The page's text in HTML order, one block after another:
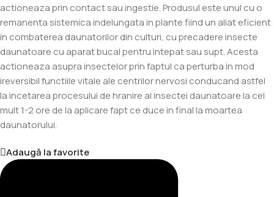
actioneaza prin contact sau ingestie. Produsul este unul cu o
remanenta sistemica indelungata in plante fiind un aliat eficient
in combaterea daunatorilor din culturi, cu precadere insecte
daunatoare cu aparat bucal pentru intepat sau supt. Acesta
actioneaza asupra insectelor prin faptul ca perturba in mod
ireversibil functiile vitale ale centrilor nervosi conducand astfel
la incetarea procesului de hranire al insectei daunatoare la cel
mult 1-2 ore de la aplicare fapt ce duce in final la moartea
daunatorului.
Adaugă la favorite